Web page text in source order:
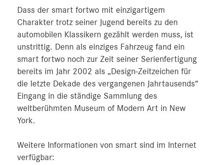
Dass der smart fortwo mit einzigartigem
Charakter trotz seiner Jugend bereits zu den
automobilen Klassikern gezählt werden muss, ist
unstrittig. Denn als einziges Fahrzeug fand ein
smart fortwo noch zur Zeit seiner Serienfertigung
bereits im Jahr 2002 als „Design-Zeitzeichen für
die letzte Dekade des vergangenen Jahrtausends“
Eingang in die ständige Sammlung des
weltberühmten Museum of Modern Art in New
York.
Weitere Informationen von smart sind im Internet
verfügbar: